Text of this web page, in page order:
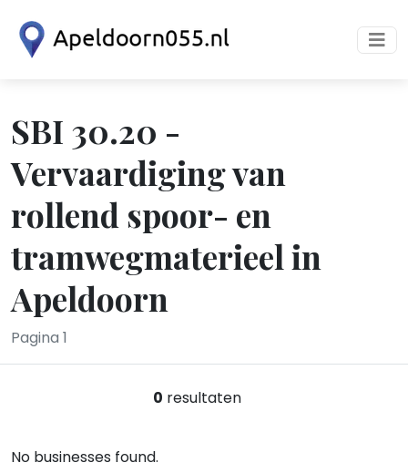
SBI 30.20 -
Vervaardiging van
rollend spoor- en
tramwegmaterieel in
Apeldoorn
Pagina 1
0 resultaten
No businesses found.